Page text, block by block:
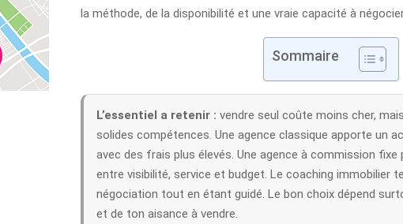
la méthode, de la disponibilité et une vraie capacité à
Sommaire
L’essentiel a retenir : vendre seul coûte moins cher,
solides compétences. Une agence classique apporte un
avec des frais plus élevés. Une agence à commission
entre visibilité, service et budget. Le coaching immobilier
négociation tout en étant guidé. Le bon choix dépend
et de ton aisance à vendre.